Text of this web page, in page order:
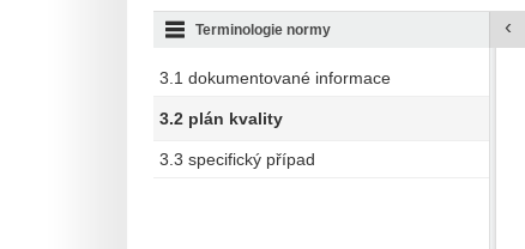
3.1 dokumentované informace
3.2 plán kvality
3.3 specifický případ
Terminologie normy ‹